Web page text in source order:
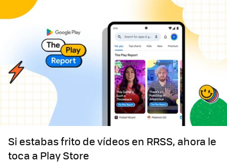
Si estabas frito de vídeos en RRSS, ahora le
toca a Play Store